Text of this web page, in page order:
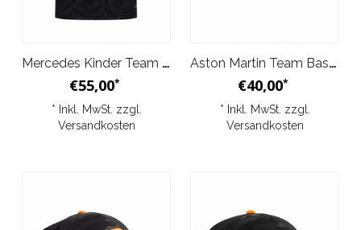
Mercedes Kinder Team Driver T-Shirt Schwarz 2026
€55,00*
* Inkl. MwSt. zzgl.
Versandkosten
Aston Martin Team Baseball Cap Schwarz 2026
€40,00*
* Inkl. MwSt. zzgl.
Versandkosten